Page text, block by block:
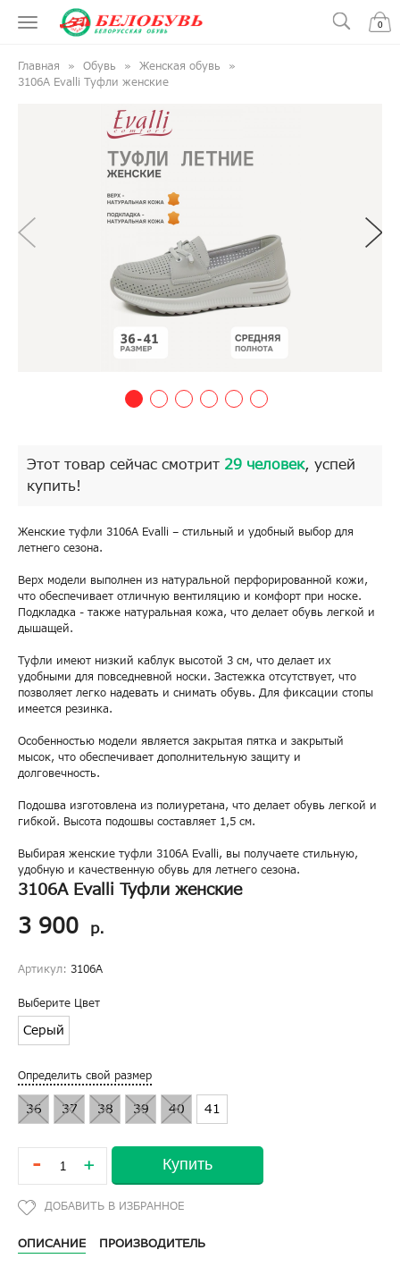
0
Главная Обувь
Женская обувь
3106A Evalli Туфли женские
Этот товар сейчас смотрит 29 человек, успей
купить!
Женские туфли 3106A Evalli – стильный и удобный выбор для
летнего сезона.
Верх модели выполнен из натуральной перфорированной кожи,
что обеспечивает отличную вентиляцию и комфорт при носке.
Подкладка - также натуральная кожа, что делает обувь легкой и
дышащей.
Туфли имеют низкий каблук высотой 3 см, что делает их
удобными для повседневной носки. Застежка отсутствует, что
позволяет легко надевать и снимать обувь. Для фиксации стопы
имеется резинка.
Особенностью модели является закрытая пятка и закрытый
мысок, что обеспечивает дополнительную защиту и
долговечность.
Подошва изготовлена из полиуретана, что делает обувь легкой и
гибкой. Высота подошвы составляет 1,5 см.
Выбирая женские туфли 3106A Evalli, вы получаете стильную,
удобную и качественную обувь для летнего сезона.
3106A Evalli Туфли женские
3 900 р.
Артикул: 3106A
Выберите Цвет
Серый
Определить свой размер
36 37 38 39 40 41
- + Купить
ОПИСАНИЕ ПРОИЗВОДИТЕЛЬ